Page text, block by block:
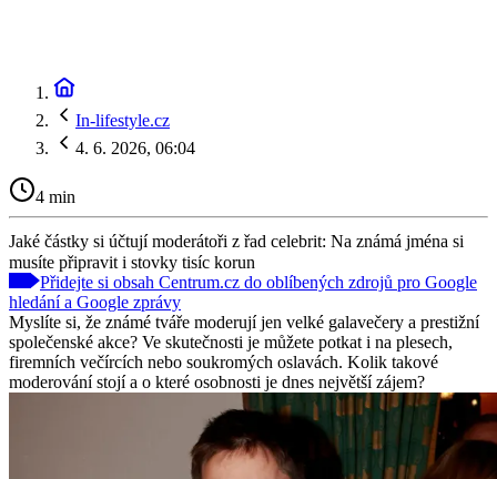
In-lifestyle.cz
4. 6. 2026, 06:04
4 min
Jaké částky si účtují moderátoři z řad celebrit: Na známá jména si
musíte připravit i stovky tisíc korun
Přidejte si obsah Centrum.cz do oblíbených zdrojů pro Google
hledání a Google zprávy
Myslíte si, že známé tváře moderují jen velké galavečery a prestižní
společenské akce? Ve skutečnosti je můžete potkat i na plesech,
firemních večírcích nebo soukromých oslavách. Kolik takové
moderování stojí a o které osobnosti je dnes největší zájem?